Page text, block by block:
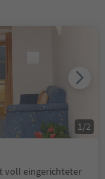
voll eingerichteter
1 /2